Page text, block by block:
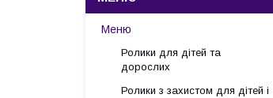
Меню
Ролики для дітей та
дорослих
Ролики з захистом для дітей і